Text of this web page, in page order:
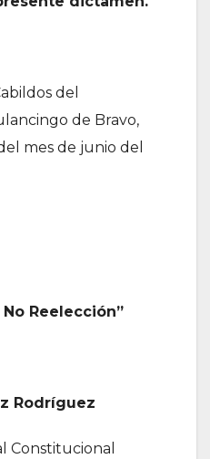
del
de Bravo,
mes de junio del
Reelección”
Rodríguez
Constitucional